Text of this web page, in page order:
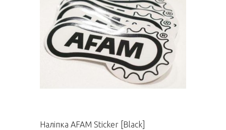
Наліпка AFAM Sticker [Black]